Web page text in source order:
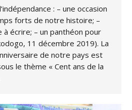
: – une occasion
forts de notre histoire; –
écrire; – un panthéon pour
11 décembre 2019). La
de notre pays est
le thème « Cent ans de la